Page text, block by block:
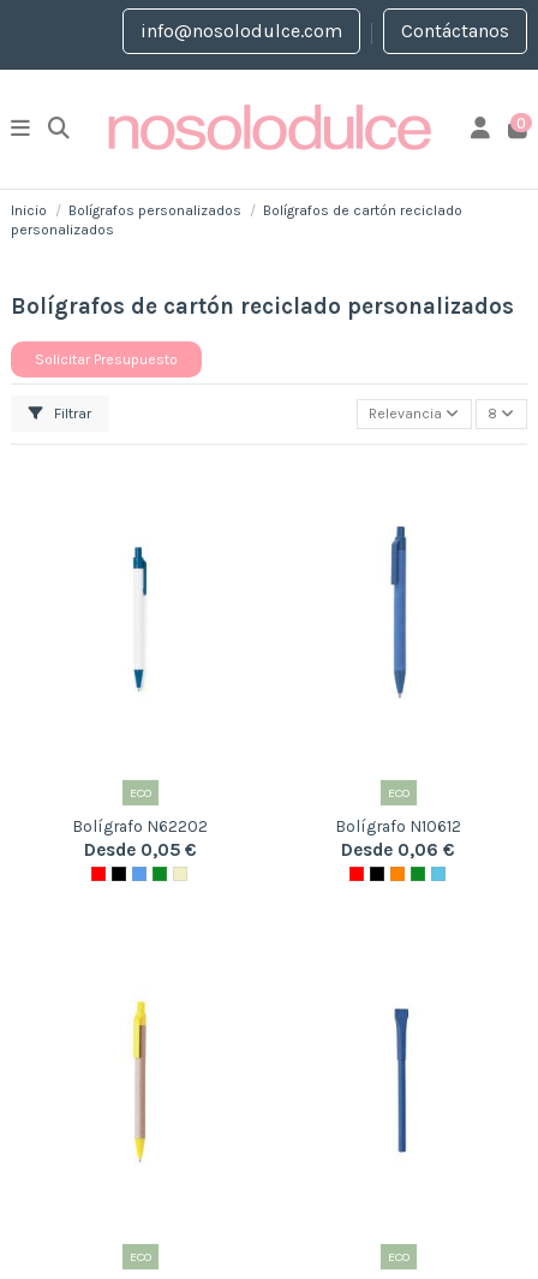
info@nosolodulce.com Contáctanos
0
Inicio Bolígrafos personalizados
Bolígrafos de cartón reciclado
personalizados
Bolígrafos de cartón reciclado personalizados
Solicitar Presupuesto
Filtrar Relevancia 8
ECO
Bolígrafo N62202
Desde 0,05 €
ECO
Bolígrafo N10612
Desde 0,06 €
ECO ECO